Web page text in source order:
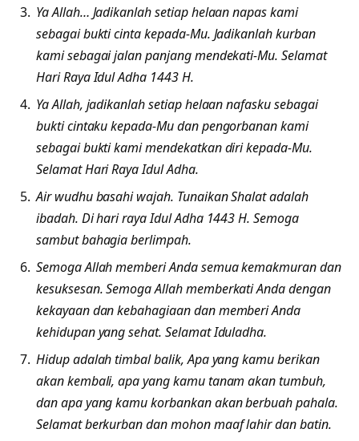
Ya Allah… Jadikanlah setiap helaan napas kami
sebagai bukti cinta kepada-Mu. Jadikanlah kurban
kami sebagai jalan panjang mendekati-Mu. Selamat
Hari Raya Idul Adha 1443 H.
Ya Allah, jadikanlah setiap helaan nafasku sebagai
bukti cintaku kepada-Mu dan pengorbanan kami
sebagai bukti kami mendekatkan diri kepada-Mu.
Selamat Hari Raya Idul Adha.
Air wudhu basahi wajah. Tunaikan Shalat adalah
ibadah. Di hari raya Idul Adha 1443 H. Semoga
sambut bahagia berlimpah.
Semoga Allah memberi Anda semua kemakmuran dan
kesuksesan. Semoga Allah memberkati Anda dengan
kekayaan dan kebahagiaan dan memberi Anda
kehidupan yang sehat. Selamat Iduladha.
Hidup adalah timbal balik, Apa yang kamu berikan
akan kembali, apa yang kamu tanam akan tumbuh,
dan apa yang kamu korbankan akan berbuah pahala.
Selamat berkurban dan mohon maaf lahir dan batin.